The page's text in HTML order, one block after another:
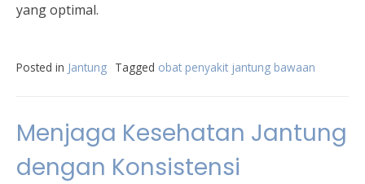
yang optimal.
Posted in Jantung Tagged obat penyakit jantung bawaan
Menjaga Kesehatan Jantung
dengan Konsistensi